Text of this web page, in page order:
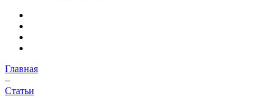
Главная
–
Статьи